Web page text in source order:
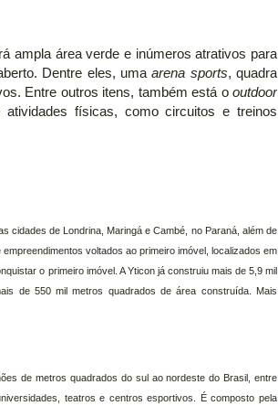
ampla área verde e inúmeros atrativos para
Dentre eles, umaarena sports, quadra
Entre outros itens, também está o outdoor
físicas, como circuitos e treinos
cidades de Londrina, Maringá e Cambé, no Paraná, além de
voltados ao primeiro imóvel, localizados em
o primeiro imóvel. A Yticon já construiu mais de 5,9 mil
de 550 mil metros quadrados de área construída. Mais
de metros quadrados do sul ao nordeste do Brasil, entre
teatros e centros esportivos. É composto pela